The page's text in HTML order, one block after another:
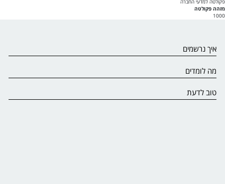
פקולטה למדעי החברה
מזהה פקולטה
1000
איך נרשמים
מה לומדים
טוב לדעת